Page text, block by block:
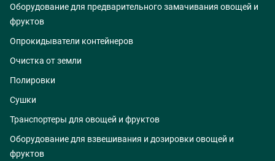
Оборудование для предварительного замачивания овощей и
фруктов
Опрокидыватели контейнеров
Очистка от земли
Полировки
Сушки
Транспортеры для овощей и фруктов
Оборудование для взвешивания и дозировки овощей и
фруктов